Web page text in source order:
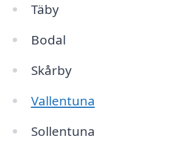
Täby
Bodal
Skårby
Vallentuna
Sollentuna